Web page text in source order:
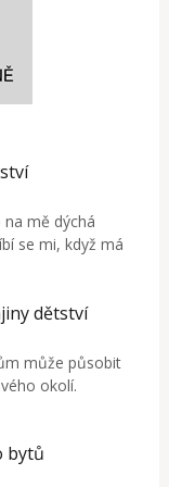
mě dýchá
se mi, když má
dětství
může působit
okolí.
bytů